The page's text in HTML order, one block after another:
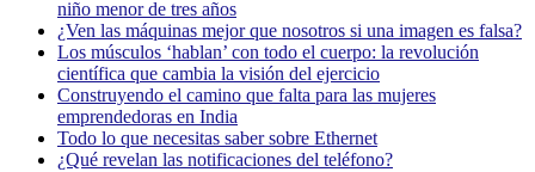
niño menor de tres años
¿Ven las máquinas mejor que nosotros si una imagen es falsa?
Los músculos ‘hablan’ con todo el cuerpo: la revolución
científica que cambia la visión del ejercicio
Construyendo el camino que falta para las mujeres
emprendedoras en India
Todo lo que necesitas saber sobre Ethernet
¿Qué revelan las notificaciones del teléfono?